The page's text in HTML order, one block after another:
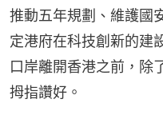
推動五年規劃、維護國
定港府在科技創新的建
口岸離開香港之前，除
拇指讚好。